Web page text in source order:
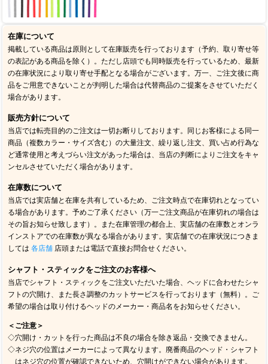
在庫について
掲載している商品は原則として在庫販売を行っております（予約、取り寄せ等
の表記がある商品を除く）。ただし店頭でも同時販売を行っているため、最新
の在庫状況により取り寄せ手配となる場合がございます。万一、ご注文後に商
品をご用意できないことが判明した場合は代替商品のご提案をさせていただく
場合があります。
販売方針について
当店では転売目的のご注文は一切お断りしております。同じお客様による同一
商品（複数カラー・サイズ含む）の大量注文、繰り返し注文、買い占め行為な
ど通常使用と考えづらい注文があった場合は、当店の判断によりご注文をキャ
ンセルさせていただく場合があります。
在庫数について
当店では実店舗と在庫を共有しているため、ご注文時点で在庫切れとなってい
る場合があります。予めご了承ください（万一ご注文商品が在庫切れの場合は
その旨お知らせ致します）。また在庫管理の都合上、実店舗の在庫数とオンラ
インストアでの在庫数が異なる場合があります。実店舗での在庫状況につきま
しては各店舗 店頭または電話で直接お問合せください。
シャフト・スティックをご注文のお客様へ
当店でシャフト・スティックをご注文いただいた場合、ヘッドに合わせたシャ
フトの穴開け、また長さ調整のカットサービスを行っております（無料）。ご
希望の場合は取り付けるヘッドのメーカー・商品名をお知らせください。
＜ご注意＞
◇穴開け・カットを行った商品は不良の場合を除き返品・交換できません。
◇ネジ穴の位置はメーカーによって異なります。廃番商品のヘッド・シャフト
はネジ穴の位置が確認できないため、穴開けができない場合があります。